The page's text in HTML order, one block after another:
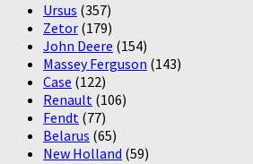
Ursus (357)
Zetor (179)
John Deere (154)
Massey Ferguson (143)
Case (122)
Renault (106)
Fendt (77)
Belarus (65)
New Holland (59)